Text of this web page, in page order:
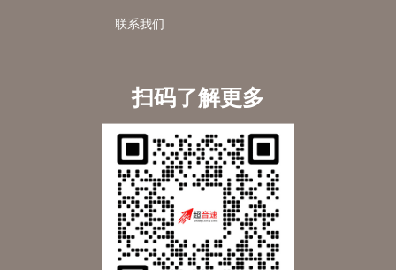
联系我们
扫码了解更多